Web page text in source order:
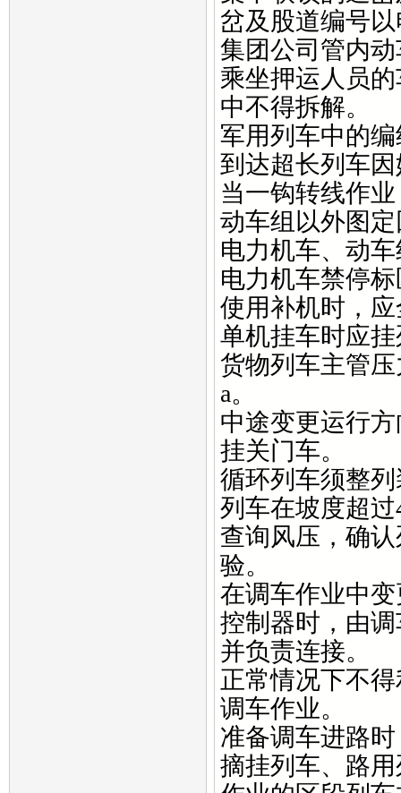
岔及股道编号
集团公司管内
乘坐押运人员
中不得拆解。
军用列车中的
到达超长列车
当一钩转线作
动车组以外图
电力机车、动
电力机车禁停
使用补机时，
单机挂车时应
货物列车主管
a。
中途变更运行
挂关门车。
循环列车须整
列车在坡度超
查询风压，确
验。
在调车作业中
控制器时，由
并负责连接。
正常情况下不
调车作业。
准备调车进路
摘挂列车、路